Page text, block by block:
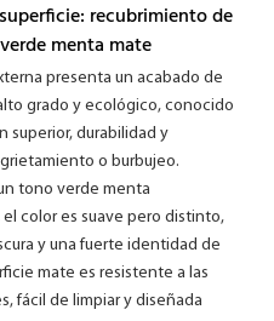
recubrimiento de
menta mate
presenta un acabado de
grado y ecológico, conocido
superior, durabilidad y
o burbujeo.
tono verde menta
color es suave pero distinto,
y una fuerte identidad de
mate es resistente a las
fácil de limpiar y diseñada